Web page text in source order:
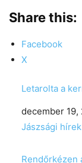
Share this:
Facebook
X
Letarolta a
Date
december 19,
In relation to
Jászsági hírek
Rendőrkézen